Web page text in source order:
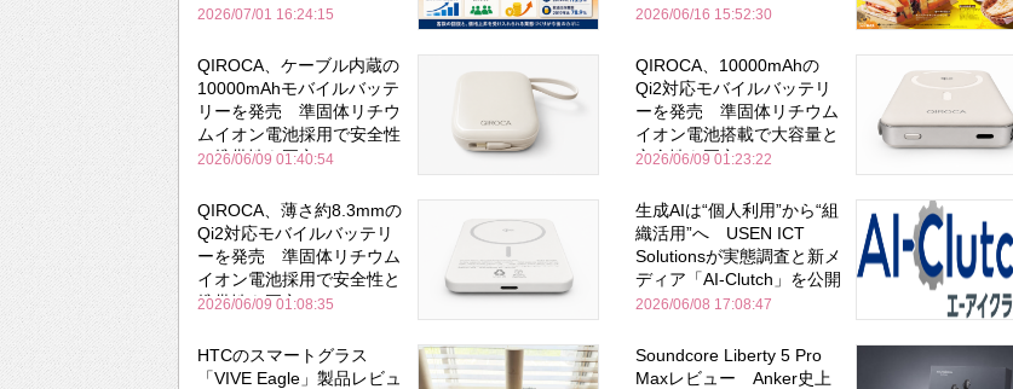
2026/07/01 16:24:15 2026/06/16 15:52:30
QIROCA、ケーブル内蔵の
10000mAhモバイルバッテ
リーを発売 準固体リチウ
ムイオン電池採用で安全性
と携帯性を両立
2026/06/09 01:40:54
QIROCA、10000mAhの
Qi2対応モバイルバッテリ
ーを発売 準固体リチウム
イオン電池搭載で大容量と
安全性を両立
2026/06/09 01:23:22
QIROCA、薄さ約8.3mmの
Qi2対応モバイルバッテリ
ーを発売 準固体リチウム
イオン電池採用で安全性と
携帯性を両立
2026/06/09 01:08:35
生成AIは“個人利用”から“組
織活用”へ USEN ICT
Solutionsが実態調査と新メ
ディア「AI-Clutch」を公開
2026/06/08 17:08:47
HTCのスマートグラス
「VIVE Eagle」製品レビュ
Soundcore Liberty 5 Pro
Maxレビュー Anker史上